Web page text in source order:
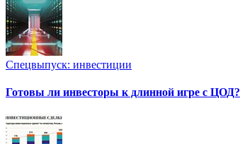
Спецвыпуск: инвестиции
Готовы ли инвесторы к длинной игре с ЦОД?